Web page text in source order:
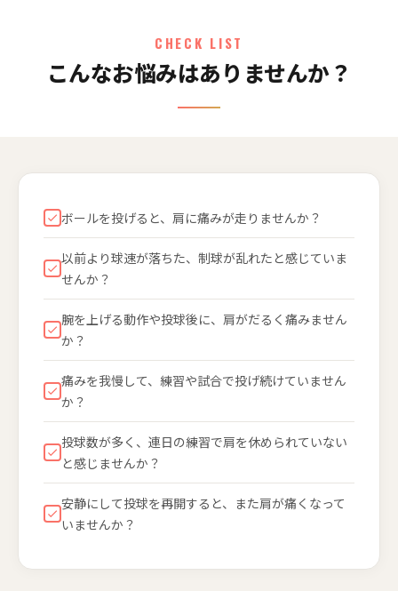
CHECK LIST
こんなお悩みはありませんか？
ボールを投げると、肩に痛みが走りませんか？
以前より球速が落ちた、制球が乱れたと感じていま
せんか？
腕を上げる動作や投球後に、肩がだるく痛みません
か？
痛みを我慢して、練習や試合で投げ続けていません
か？
投球数が多く、連日の練習で肩を休められていない
と感じませんか？
安静にして投球を再開すると、また肩が痛くなって
いませんか？